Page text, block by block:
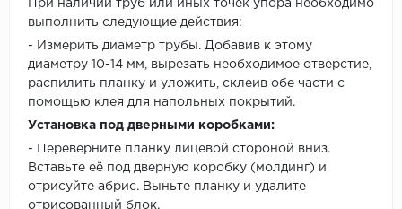
При наличии труб или иных точек упора необходимо
выполнить следующие действия:
- Измерить диаметр трубы. Добавив к этому
диаметру 10-14 мм, вырезать необходимое отверстие,
распилить планку и уложить, склеив обе части с
помощью клея для напольных покрытий.
Установка под дверными коробками:
- Переверните планку лицевой стороной вниз.
Вставьте её под дверную коробку (молдинг) и
отрисуйте абрис. Выньте планку и удалите
отрисованный блок.